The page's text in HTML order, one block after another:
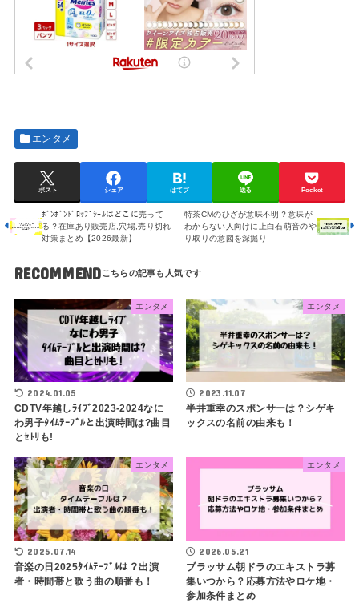
エンタメ
ポスト シェア はてブ 送る Pocket
ﾎﾞﾝﾎﾞﾝﾄﾞﾛｯﾌﾟｼｰﾙはどこに売って
る？在庫あり販売店,穴場,売り切れ
対策まとめ【2026最新】
特茶CMのひざが意味不明？意味が
わからない人向けに上白石萌音のや
り取りの意図を深掘り
RECOMMEND
エンタメ
2024.01.05
CDTV年越しﾗｲﾌﾞ2023-2024なに
わ男子ﾀｲﾑﾃｰﾌﾞﾙと出演時間は?曲目
とｾﾄﾘも!
エンタメ
2023.11.07
半井重幸のスポンサーは？シゲキ
ックスの名前の由来も！
エンタメ
2025.07.14
音楽の日2025ﾀｲﾑﾃｰﾌﾞﾙは？出演
者・時間帯と歌う曲の順番も！
エンタメ
2026.05.21
ブラッサム朝ドラのエキストラ募
集いつから？応募方法やロケ地・
参加条件まとめ